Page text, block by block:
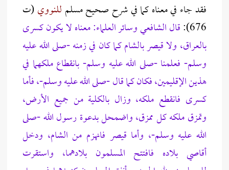
فقد جاء في معناه كما في شرح صحيح مسلم للنووي (ت
676): قال الشافعي وسائر العلماء: معناه لا يكون كسرى
بالعراق، ولا قيصر بالشام كما كان في زمنه -صلى الله عليه
وسلم- فعلمنا -صلى الله عليه وسلم- بانقطاع ملكهما في
هذين الإقليمين، فكان كما قال -صلى الله عليه وسلم-، فأما
كسرى فانقطع ملكه، وزال بالكلية من جميع الأرض،
وتمزق ملكه كل ممزق، واضمحل بدعوة رسول الله -صلى
الله عليه وسلم-، وأما قيصر فانهزم من الشام، ودخل
أقاصي بلاده فافتتح المسلمون بلادهما، واستقرت